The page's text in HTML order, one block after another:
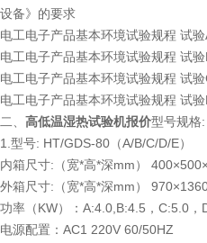
设备》的要求
电工电子产品基本环境试验规程 试
电工电子产品基本环境试验规程 试
电工电子产品基本环境试验规程 试
电工电子产品基本环境试验规程 试
二、 高低温湿热试验机报价型号规格:
1.型号: HT/GDS-80（A/B/C/D/E）
内箱尺寸:（宽*高*深mm）
外箱尺寸:（宽*高*深mm）
功率（KW）：A:4.0,B:4.5，C:5.0，
电源配置：AC1 220V 60/50HZ